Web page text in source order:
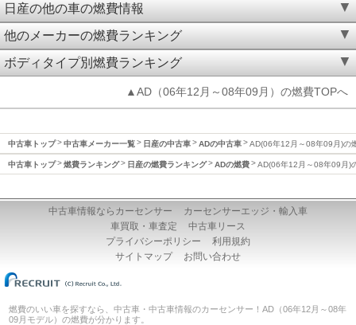
日産の他の車の燃費情報
他のメーカーの燃費ランキング
ボディタイプ別燃費ランキング
▲AD（06年12月～08年09月）の燃費TOPへ
中古車トップ 中古車メーカー一覧 日産の中古車 ADの中古車 AD(06年12月～08年09月)の
中古車トップ 燃費ランキング 日産の燃費ランキング ADの燃費 AD(06年12月～08年09月)
中古車情報ならカーセンサー
カーセンサーエッジ・輸入車
車買取・車査定
中古車リース
プライバシーポリシー
利用規約
サイトマップ
お問い合わせ
燃費のいい車を探すなら、中古車・中古車情報のカーセンサー！AD（06年12月～08年
09月モデル）の燃費が分かります。